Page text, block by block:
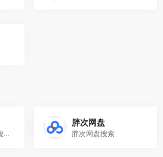
最好用的百度网盘搜索引擎
胖次网盘
胖次网盘搜索